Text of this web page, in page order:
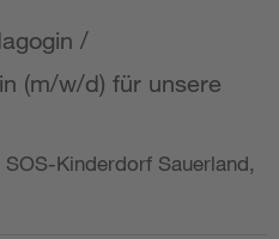
/
(m/w/d) für unsere
Kinderdorf Sauerland,